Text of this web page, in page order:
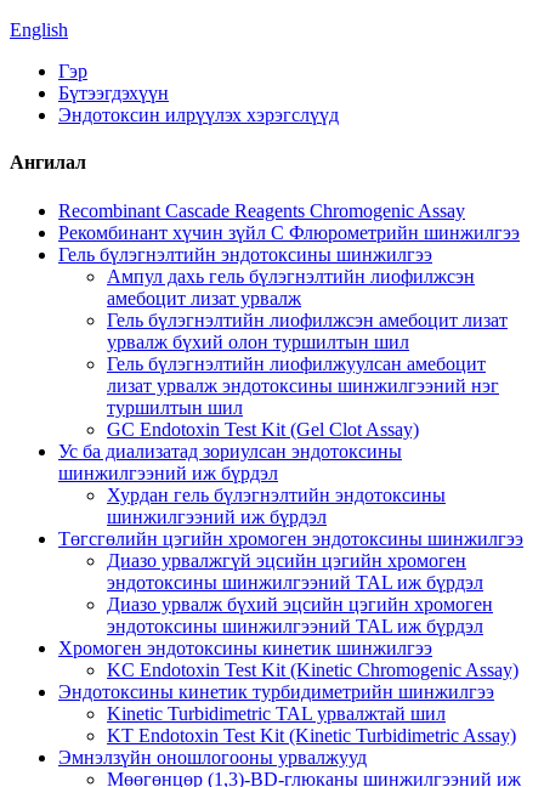
English
Гэр
Бүтээгдэхүүн
Эндотоксин илрүүлэх хэрэгслүүд
Ангилал
Recombinant Cascade Reagents Chromogenic Assay
Рекомбинант хүчин зүйл C Флюрометрийн шинжилгээ
Гель бүлэгнэлтийн эндотоксины шинжилгээ
Ампул дахь гель бүлэгнэлтийн лиофилжсэн
амебоцит лизат урвалж
Гель бүлэгнэлтийн лиофилжсэн амебоцит лизат
урвалж бүхий олон туршилтын шил
Гель бүлэгнэлтийн лиофилжуулсан амебоцит
лизат урвалж эндотоксины шинжилгээний нэг
туршилтын шил
GC Endotoxin Test Kit (Gel Clot Assay)
Ус ба диализатад зориулсан эндотоксины
шинжилгээний иж бүрдэл
Хурдан гель бүлэгнэлтийн эндотоксины
шинжилгээний иж бүрдэл
Төгсгөлийн цэгийн хромоген эндотоксины шинжилгээ
Диазо урвалжгүй эцсийн цэгийн хромоген
эндотоксины шинжилгээний TAL иж бүрдэл
Диазо урвалж бүхий эцсийн цэгийн хромоген
эндотоксины шинжилгээний TAL иж бүрдэл
Хромоген эндотоксины кинетик шинжилгээ
KC Endotoxin Test Kit (Kinetic Chromogenic Assay)
Эндотоксины кинетик турбидиметрийн шинжилгээ
Kinetic Turbidimetric TAL урвалжтай шил
KT Endotoxin Test Kit (Kinetic Turbidimetric Assay)
Эмнэлзүйн оношлогооны урвалжууд
Мөөгөнцөр (1,3)-BD-глюканы шинжилгээний иж